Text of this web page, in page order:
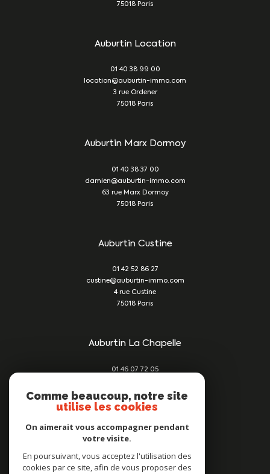
75018
Paris
Auburtin Location
01 40 38 99 00
location@auburtin-immo.com
3 rue Ordener
75018
Paris
Auburtin Marx Dormoy
01 40 38 37 00
damien@auburtin-immo.com
63 rue Marx Dormoy
75018
Paris
Auburtin Custine
01 42 52 86 27
custine@auburtin-immo.com
4 rue Custine
75018
Paris
Auburtin La Chapelle
01 46 07 72 05
209 rue du Faubourg St Denis
75010 Paris
Nous suivre sur
Comme beaucoup, notre site
utilise les cookies
On aimerait vous accompagner pendant
votre visite.
En poursuivant, vous acceptez l'utilisation des
cookies par ce site, afin de vous proposer des